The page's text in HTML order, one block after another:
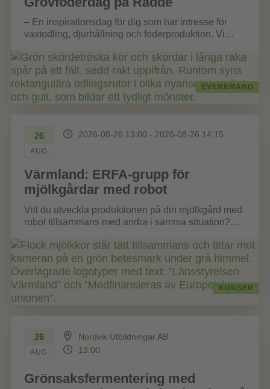
EVENEMANG
– En inspirationsdag för dig som har intresse för
växtodling, djurhållning och foderproduktion. Vi
26
AUG
2026-08-26 13:00 - 2026-08-26 14:15
KURSER
Värmland: ERFA-grupp för
mjölkgårdar med robot
Vill du utveckla produktionen på din mjölkgård med
robot tillsammans med andra i samma situation?
26
AUG
Nordvik Utbildningar AB
13:00
Grönsaksfermentering med